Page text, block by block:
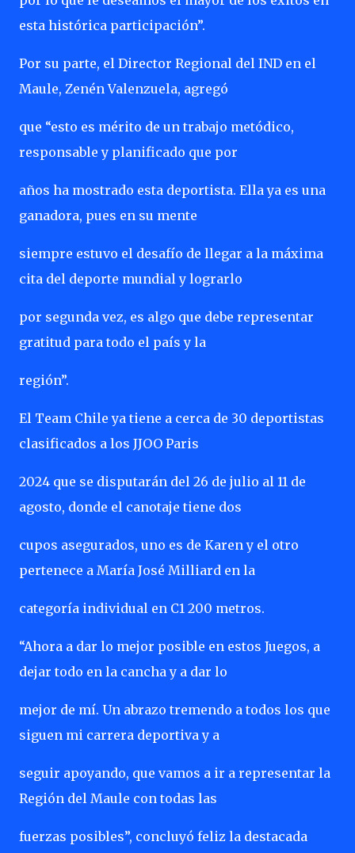
esta histórica participación”.
Por su parte, el Director Regional del IND en el
Maule, Zenén Valenzuela, agregó
que “esto es mérito de un trabajo metódico,
responsable y planificado que por
años ha mostrado esta deportista. Ella ya es una
ganadora, pues en su mente
siempre estuvo el desafío de llegar a la máxima
cita del deporte mundial y lograrlo
por segunda vez, es algo que debe representar
gratitud para todo el país y la
región”.
El Team Chile ya tiene a cerca de 30 deportistas
clasificados a los JJOO Paris
2024 que se disputarán del 26 de julio al 11 de
agosto, donde el canotaje tiene dos
cupos asegurados, uno es de Karen y el otro
pertenece a María José Milliard en la
categoría individual en C1 200 metros.
“Ahora a dar lo mejor posible en estos Juegos, a
dejar todo en la cancha y a dar lo
mejor de mí. Un abrazo tremendo a todos los que
siguen mi carrera deportiva y a
seguir apoyando, que vamos a ir a representar la
Región del Maule con todas las
fuerzas posibles”, concluyó feliz la destacada